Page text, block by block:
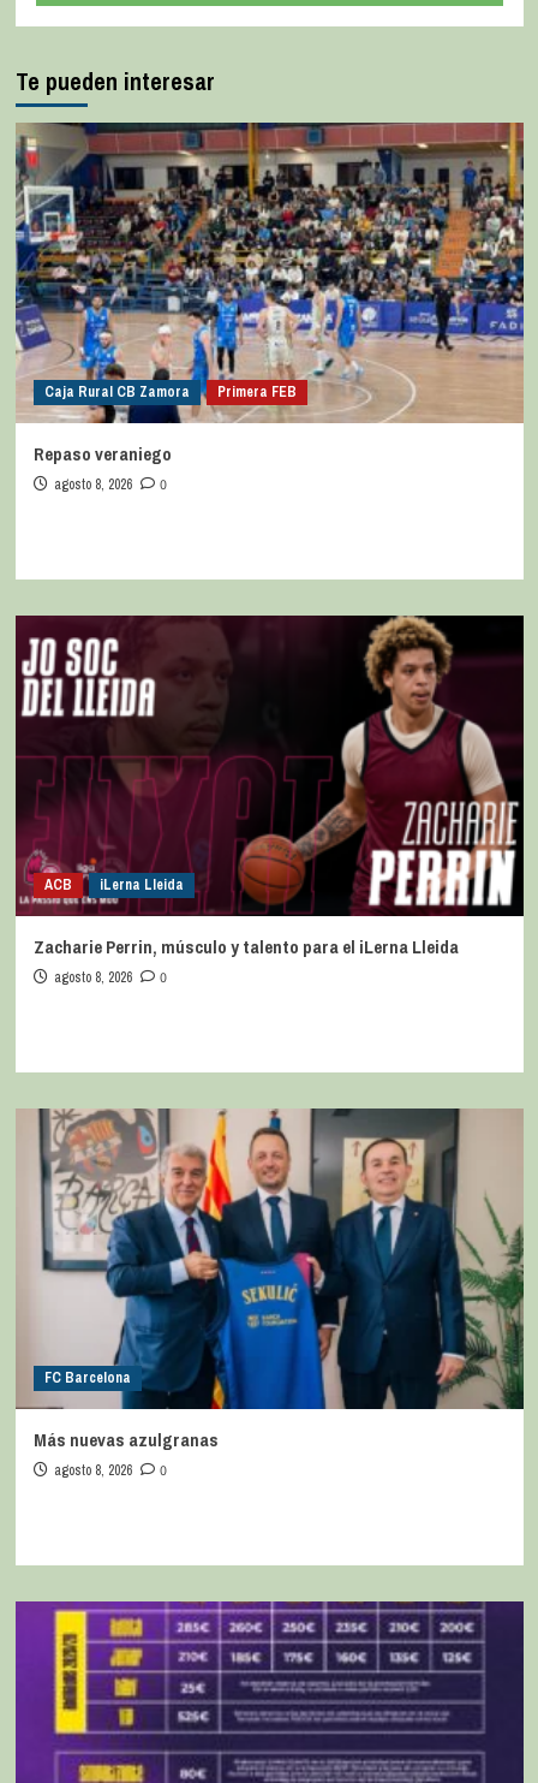
Te pueden interesar
Caja Rural CB Zamora Primera FEB
Repaso veraniego
agosto 8, 2026 0
ACB iLerna Lleida
Zacharie Perrin, músculo y talento para el iLerna Lleida
agosto 8, 2026 0
FC Barcelona
Más nuevas azulgranas
agosto 8, 2026 0